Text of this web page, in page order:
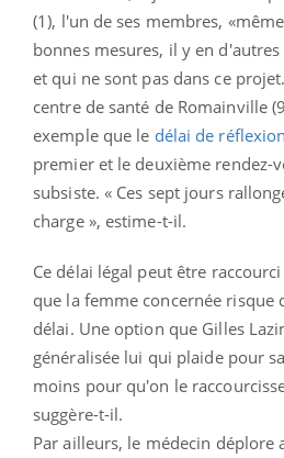
(1), l'un de ses membres,
bonnes mesures, il y en
et qui ne sont pas dans ce
centre de santé de Romainville
exemple que le délai de réflexion
premier et le deuxième rendez-
subsiste. « Ces sept jours
charge », estime-t-il.
Ce délai légal peut être
que la femme concernée risque
délai. Une option que Gilles
généralisée lui qui plaide pour
moins pour qu'on le
suggère-t-il.
Par ailleurs, le médecin déplore